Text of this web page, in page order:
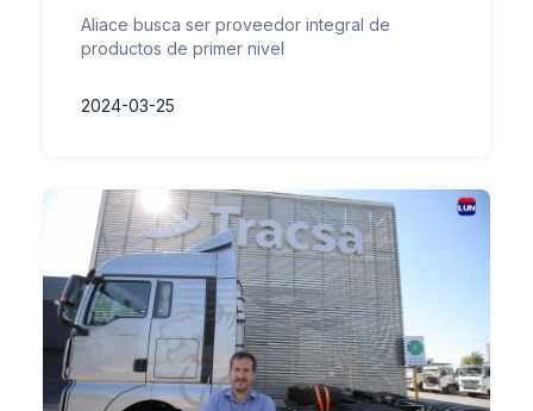
Aliace busca ser proveedor integral de
productos de primer nivel
2024-03-25